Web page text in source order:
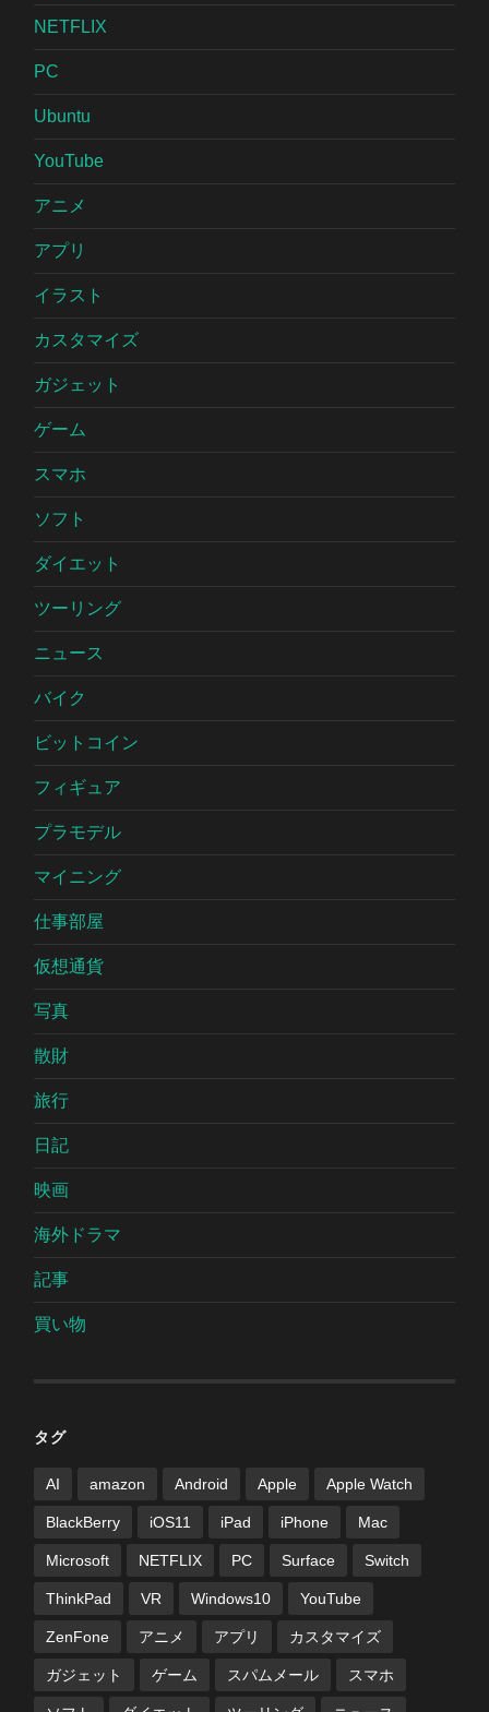
NETFLIX
PC
Ubuntu
YouTube
アニメ
アプリ
イラスト
カスタマイズ
ガジェット
ゲーム
スマホ
ソフト
ダイエット
ツーリング
ニュース
バイク
ビットコイン
フィギュア
プラモデル
マイニング
仕事部屋
仮想通貨
写真
散財
旅行
日記
映画
海外ドラマ
記事
買い物
タグ
AI amazon Android Apple Apple Watch
BlackBerry iOS11 iPad iPhone Mac
Microsoft NETFLIX PC Surface Switch
ThinkPad VR Windows10 YouTube
ZenFone アニメ アプリ カスタマイズ
ガジェット ゲーム スパムメール スマホ